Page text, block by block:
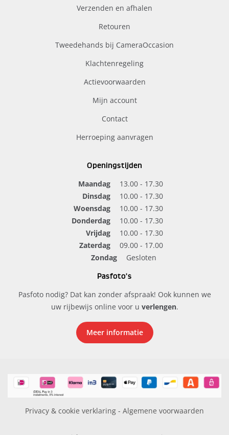
Verzenden en afhalen
Retouren
Tweedehands bij CameraOccasion
Klachtenregeling
Actievoorwaarden
Mijn account
Contact
Herroeping aanvragen
Openingstijden
Maandag
13.00 - 17.30
Dinsdag
10.00 - 17.30
Woensdag
10.00 - 17.30
Donderdag
10.00 - 17.30
Vrijdag
10.00 - 17.30
Zaterdag
09.00 - 17.00
Zondag
Gesloten
Pasfoto's
Pasfoto nodig? Dat kan zonder afspraak! Ook kunnen we
uw rijbewijs online voor u verlengen.
Meer informatie
Privacy & cookie verklaring - Algemene voorwaarden